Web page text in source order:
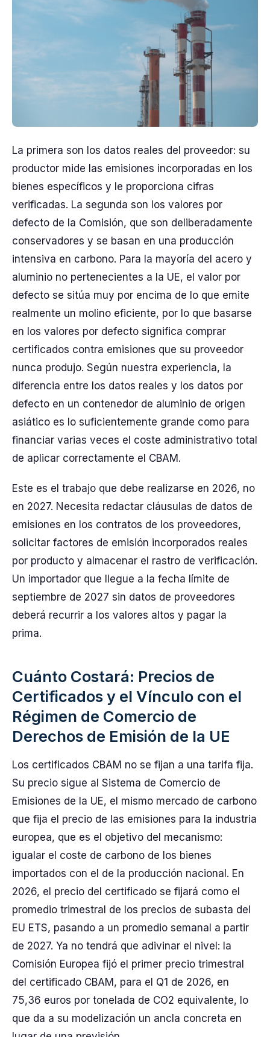
La primera son los datos reales del proveedor: su
productor mide las emisiones incorporadas en los
bienes específicos y le proporciona cifras
verificadas. La segunda son los valores por
defecto de la Comisión, que son deliberadamente
conservadores y se basan en una producción
intensiva en carbono. Para la mayoría del acero y
aluminio no pertenecientes a la UE, el valor por
defecto se sitúa muy por encima de lo que emite
realmente un molino eficiente, por lo que basarse
en los valores por defecto significa comprar
certificados contra emisiones que su proveedor
nunca produjo. Según nuestra experiencia, la
diferencia entre los datos reales y los datos por
defecto en un contenedor de aluminio de origen
asiático es lo suficientemente grande como para
financiar varias veces el coste administrativo total
de aplicar correctamente el CBAM.
Este es el trabajo que debe realizarse en 2026, no
en 2027. Necesita redactar cláusulas de datos de
emisiones en los contratos de los proveedores,
solicitar factores de emisión incorporados reales
por producto y almacenar el rastro de verificación.
Un importador que llegue a la fecha límite de
septiembre de 2027 sin datos de proveedores
deberá recurrir a los valores altos y pagar la
prima.
Cuánto Costará: Precios de
Certificados y el Vínculo con el
Régimen de Comercio de
Derechos de Emisión de la UE
Los certificados CBAM no se fijan a una tarifa fija.
Su precio sigue al Sistema de Comercio de
Emisiones de la UE, el mismo mercado de carbono
que fija el precio de las emisiones para la industria
europea, que es el objetivo del mecanismo:
igualar el coste de carbono de los bienes
importados con el de la producción nacional. En
2026, el precio del certificado se fijará como el
promedio trimestral de los precios de subasta del
EU ETS, pasando a un promedio semanal a partir
de 2027. Ya no tendrá que adivinar el nivel: la
Comisión Europea fijó el primer precio trimestral
del certificado CBAM, para el Q1 de 2026, en
75,36 euros por tonelada de CO2 equivalente, lo
que da a su modelización un ancla concreta en